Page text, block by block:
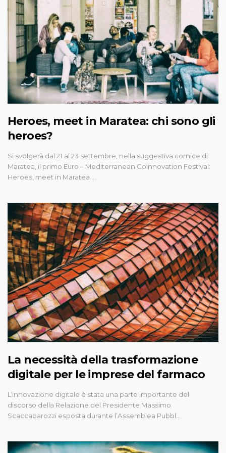
Heroes, meet in Maratea: chi sono gli
heroes?
Si svolgerà dal 21 al 23 settembre, nella suggestiva cornice di
Maratea, il primo Euro – Mediterranean Coinnovation Festival:
Heroes, meet in Maratea …
La necessità della trasformazione
digitale per le imprese del farmaco
L’innovazione digitale è stata una parte importante del
discorso della Relazione del Presidente Massimo
Scaccabarozzi esposta durante l’Assemblea Pubbl…